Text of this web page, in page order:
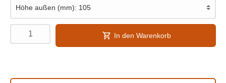
In den Warenkorb